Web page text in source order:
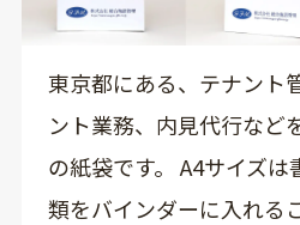
東京都にある、テナント
ント業務、内見代行など
の紙袋です。 A4サイズ
類をバインダーに入れる